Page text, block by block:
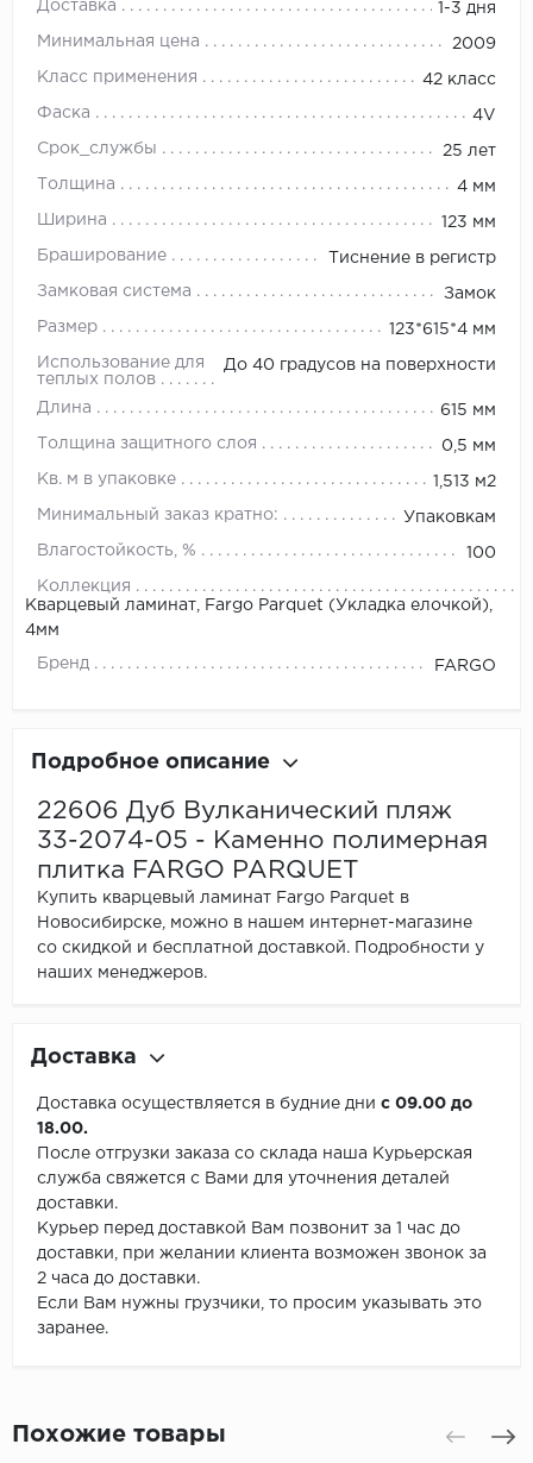
Доставка 1-3 дня
Минимальная цена 2009
Класс применения 42 класс
Фаска 4V
Срок_службы 25 лет
Толщина 4 мм
Ширина 123 мм
Браширование Тиснение в регистр
Замковая система Замок
Размер 123*615*4 мм
Использование для
теплых полов
До 40 градусов на поверхности
Длина 615 мм
Толщина защитного слоя 0,5 мм
Кв. м в упаковке 1,513 м2
Минимальный заказ кратно: Упаковкам
Влагостойкость, % 100
Коллекция
Кварцевый ламинат, Fargo Parquet (Укладка елочкой),
4мм
Бренд FARGO
Подробное описание
22606 Дуб Вулканический пляж
33-2074-05 - Каменно полимерная
плитка FARGO PARQUET
Купить кварцевый ламинат Fargo Parquet в
Новосибирске, можно в нашем интернет-магазине
со скидкой и бесплатной доставкой. Подробности у
наших менеджеров.
Доставка
Доставка осуществляется в будние дни с 09.00 до
18.00.
После отгрузки заказа со склада наша Курьерская
служба свяжется с Вами для уточнения деталей
доставки.
Курьер перед доставкой Вам позвонит за 1 час до
доставки, при желании клиента возможен звонок за
2 часа до доставки.
Если Вам нужны грузчики, то просим указывать это
заранее.
Похожие товары